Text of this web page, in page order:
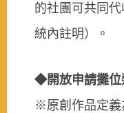
的社團可共同
統內註明）。
◆開放申請攤位
※原創作品定義